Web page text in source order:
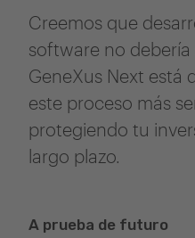
Creemos que
software no
GeneXus Next está
este proceso más
protegiendo tu
largo plazo.
A prueba de futuro